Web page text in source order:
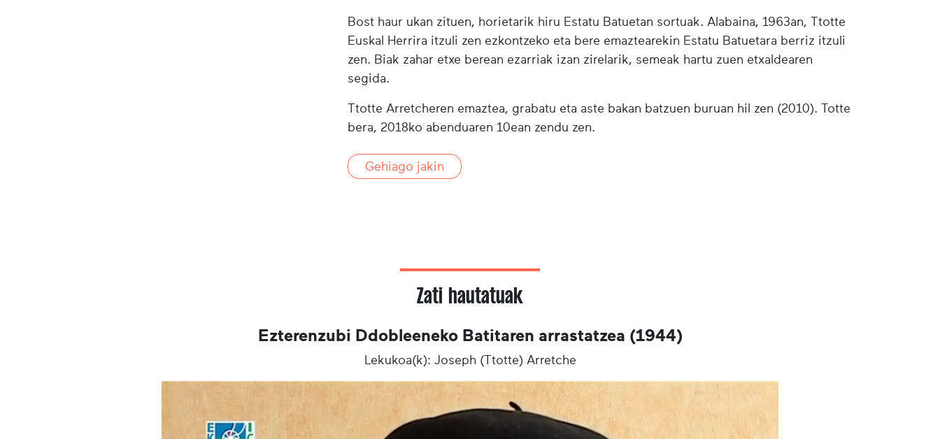
Bost haur ukan zituen, horietarik hiru Estatu Batuetan sortuak. Alabaina, 1963an, Ttotte
Euskal Herrira itzuli zen ezkontzeko eta bere emaztearekin Estatu Batuetara berriz itzuli
zen. Biak zahar etxe berean ezarriak izan zirelarik, semeak hartu zuen etxaldearen
segida.
Ttotte Arretcheren emaztea, grabatu eta aste bakan batzuen buruan hil zen (2010). Totte
bera, 2018ko abenduaren 10ean zendu zen.
Gehiago jakin
Zati hautatuak
Ezterenzubi Ddobleeneko Batitaren arrastatzea (1944)
Lekukoa(k): Joseph (Ttotte) Arretche